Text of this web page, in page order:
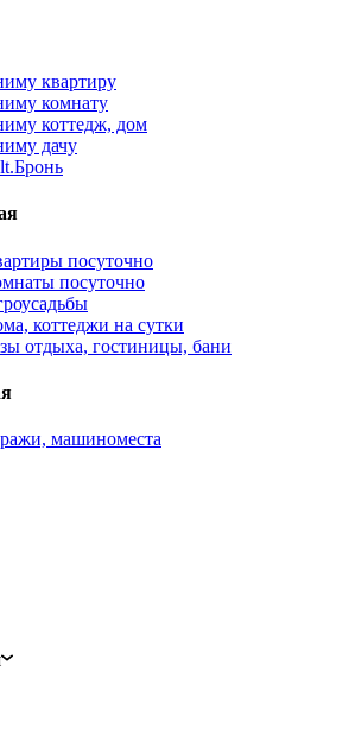
квартиру
комнату
коттедж, дом
дачу
посуточно
посуточно
коттеджи на сутки
отдыха, гостиницы, бани
машиноместа